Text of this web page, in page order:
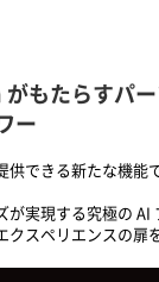
がもたらすパ
ー
供できる新たな機能
が実現する究極の AI
クスペリエンスの扉